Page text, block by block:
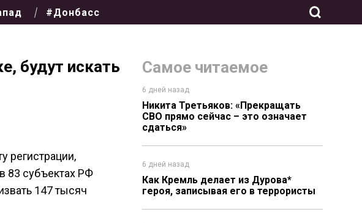
#Донбасс
Самое читаемое
6 дней назад
Никита Третьяков: «Прекращать
СВО прямо сейчас – это означает
сдаться»
6 дней назад
Как Кремль делает из Дурова*
героя, записывая его в террористы
будут искать
регистрации,
83 субъектах РФ
147 тысяч